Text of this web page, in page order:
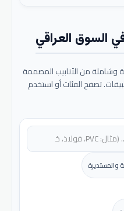
في السوق العراقي
من الأنابيب المصممة
تصفح الفئات أو استخدم
والمستديرة